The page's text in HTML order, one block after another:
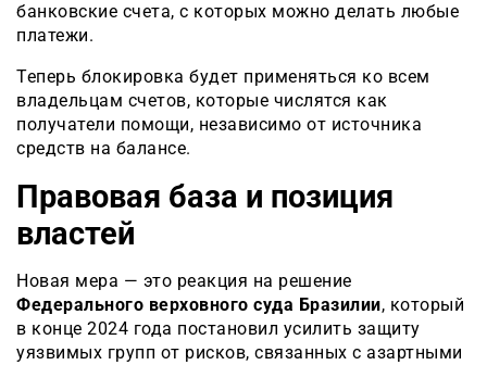
банковские счета, с которых можно делать любые
платежи.
Теперь блокировка будет применяться ко всем
владельцам счетов, которые числятся как
получатели помощи, независимо от источника
средств на балансе.
Правовая база и позиция
властей
Новая мера — это реакция на решение
Федерального верховного суда Бразилии, который
в конце 2024 года постановил усилить защиту
уязвимых групп от рисков, связанных с азартными